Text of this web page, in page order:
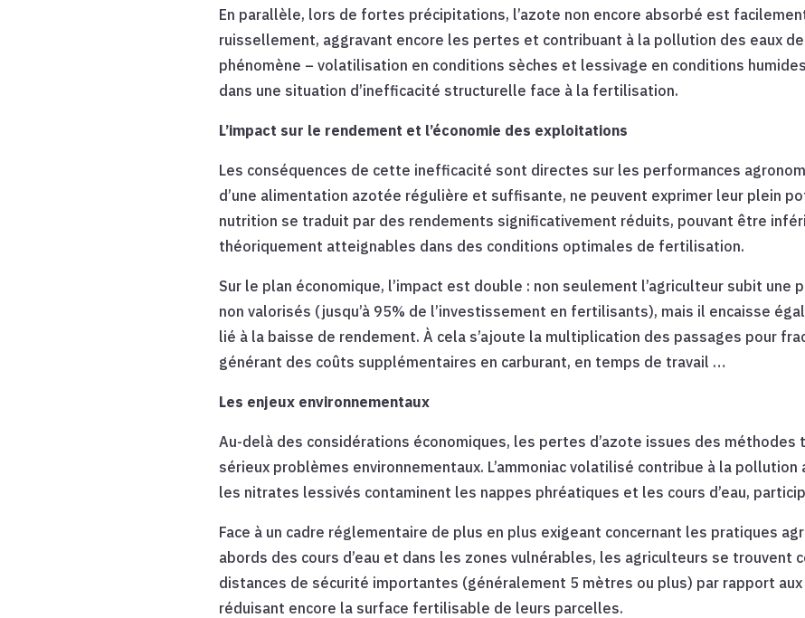
En parallèle, lors de fortes précipitations, l’azote non encore absorbé est
ruissellement, aggravant encore les pertes et contribuant à la pollution des eaux
phénomène – volatilisation en conditions sèches et lessivage en conditions
dans une situation d’inefficacité structurelle face à la fertilisation.
L’impact sur le rendement et l’économie des exploitations
Les conséquences de cette inefficacité sont directes sur les performances
d’une alimentation azotée régulière et suffisante, ne peuvent exprimer leur plein
nutrition se traduit par des rendements significativement réduits, pouvant être
théoriquement atteignables dans des conditions optimales de fertilisation.
Sur le plan économique, l’impact est double : non seulement l’agriculteur subit une
non valorisés (jusqu’à 95% de l’investissement en fertilisants), mais il encaisse
lié à la baisse de rendement. À cela s’ajoute la multiplication des passages pour
générant des coûts supplémentaires en carburant, en temps de travail …
Les enjeux environnementaux
Au-delà des considérations économiques, les pertes d’azote issues des
sérieux problèmes environnementaux. L’ammoniac volatilisé contribue à la
les nitrates lessivés contaminent les nappes phréatiques et les cours d’eau,
Face à un cadre réglementaire de plus en plus exigeant concernant les pratiques
abords des cours d’eau et dans les zones vulnérables, les agriculteurs se trouvent
distances de sécurité importantes (généralement 5 mètres ou plus) par rapport
réduisant encore la surface fertilisable de leurs parcelles.